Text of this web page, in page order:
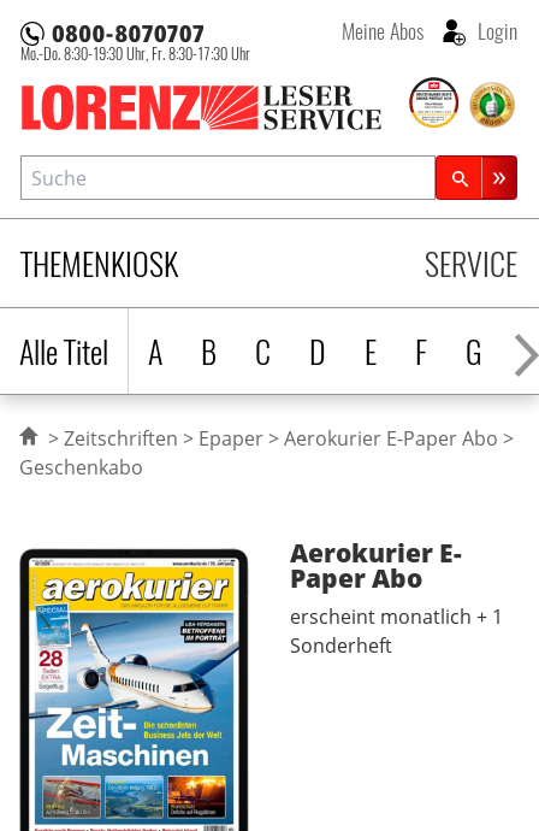
Lorenz Leserservice
Mo.-Do. 8:30-19:30 Uhr, Fr. 8:30-17:30 Uhr
Meine Abos Login
THEMENKIOSK
Alle Titel
A B C D E F G H
SERVICE
Suche
Zeitschriftensuche
Zeitschriften Epaper
Aerokurier E-Paper Abo
Geschenkabo
Aerokurier E-
PaperAbo
erscheint monatlich + 1
Sonderheft